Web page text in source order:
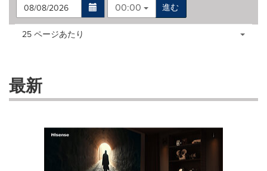
00:00
進む
Making
these
dropdown
will
Items per page:
25 ページあたり
最新